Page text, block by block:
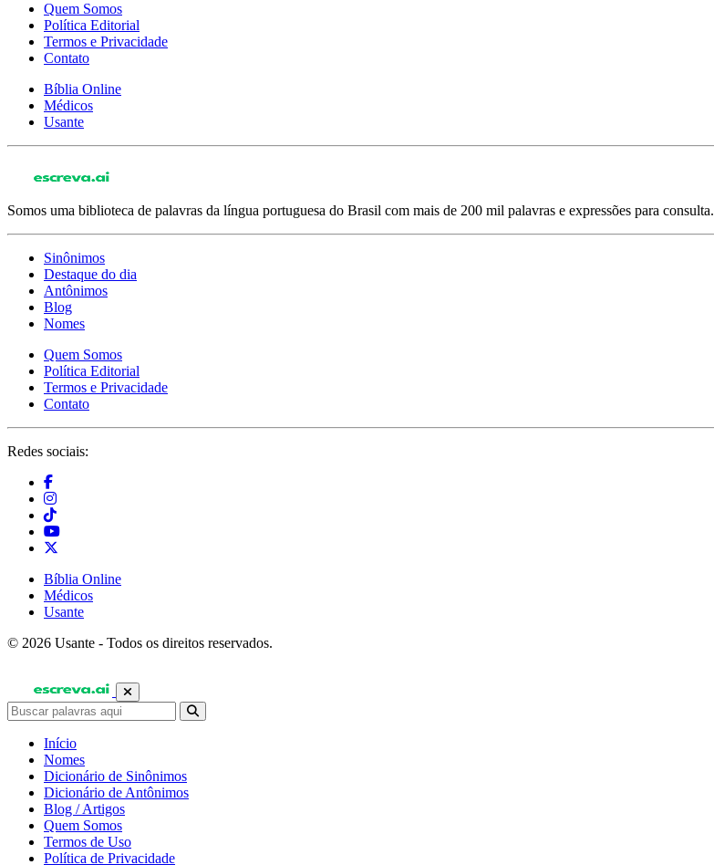
Quem Somos
Política Editorial
Termos e Privacidade
Contato
Bíblia Online
Médicos
Usante
Somos uma biblioteca de palavras da língua portuguesa do Brasil com mais de 200 mil palavras e expressões para consulta.
Sinônimos
Destaque do dia
Antônimos
Blog
Nomes
Quem Somos
Política Editorial
Termos e Privacidade
Contato
Redes sociais:
Bíblia Online
Médicos
Usante
© 2026 Usante - Todos os direitos reservados.
Início
Nomes
Dicionário de Sinônimos
Dicionário de Antônimos
Blog / Artigos
Quem Somos
Termos de Uso
Política de Privacidade